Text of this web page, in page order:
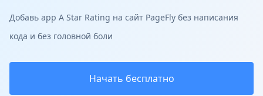
Добавь app A Star Rating на сайт PageFly без написания
кода и без головной боли
Начать бесплатно